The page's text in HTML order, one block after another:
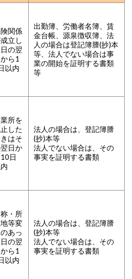
関係
立し
の翌
ら1
以内
出勤簿、労働者名簿、賃
金台帳、源泉徴収簿、法
人の場合は登記簿謄(抄)本
等、法人でない場合は事
業の開始を証明する書類
等
所を
した
はそ
日か
日
法人の場合は、登記簿謄
(抄)本等
法人でない場合は、その
事実を証明する書類
・所
等変
あっ
の翌
ら1
以内
法人の場合は、登記簿謄
(抄)本等
法人でない場合は、その
事実を証明する書類